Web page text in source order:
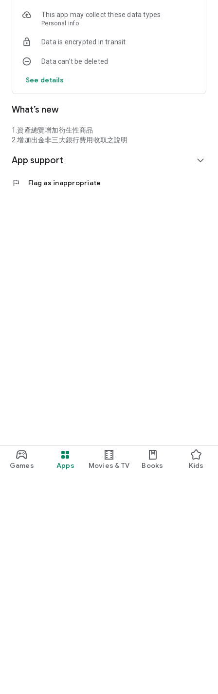
Games Apps Movies & TV Books Kids
This app may collect these data types
Personal info
Data is encrypted in transit
Data can’t be deleted
See details
What’s new
1.資產總覽增加衍生性商品
2.增加出金非三大銀行費用收取之說明
App support expand_more
flag Flag as inappropriate